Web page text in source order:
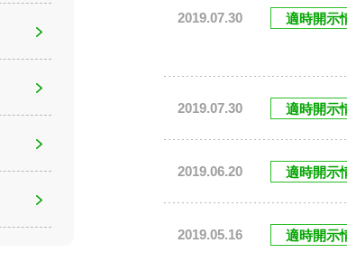
2019.07.30 適時開示
2019.07.30 適時開示
2019.06.20 適時開示
2019.05.16 適時開示